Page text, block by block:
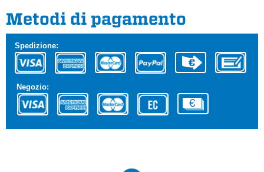
Metodi di pagamento
Spedizione:
Negozio: